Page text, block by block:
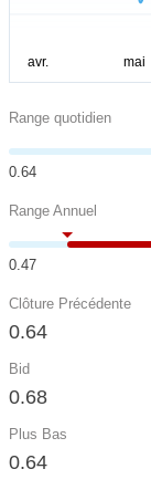
Range quotidien
0.64
Range Annuel
0.47
Clôture Précédente
0.64
Bid
0.68
Plus Bas
0.64